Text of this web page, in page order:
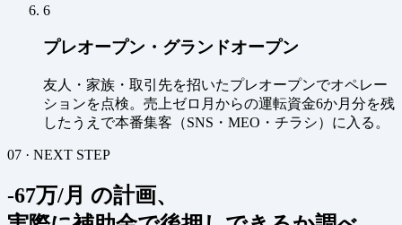
6
プレオープン・グランドオープン
友人・家族・取引先を招いたプレオープンでオペレー
ションを点検。売上ゼロ月からの運転資金6か月分を残
したうえで本番集客（SNS・MEO・チラシ）に入る。
07 · NEXT STEP
-67万/月 の計画、